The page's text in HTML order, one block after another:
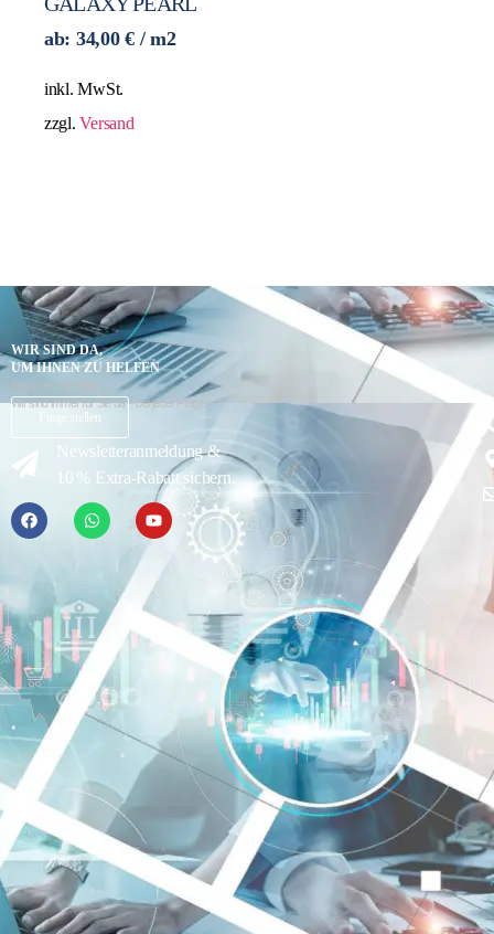
ab: 34,00€ / m2
inkl. MwSt.
zzgl.Versand
WIR SIND DA,
UM IHNEN ZU HELFEN
Brauchen Sie Hilfe?
Wir sind immer für Sie da – bei jeder Frage.
Frage stellen
Newsletteranmeldung &
10 % Extra-Rabatt sichern.